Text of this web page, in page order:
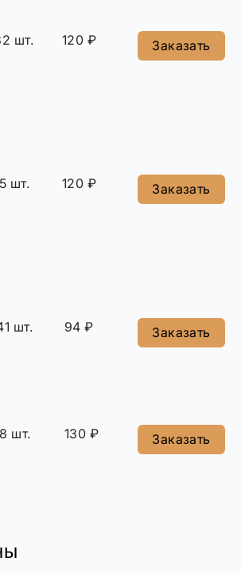
шт. 120 ₽ Заказать
шт. 120 ₽ Заказать
шт. 94 ₽ Заказать
шт. 130 ₽ Заказать